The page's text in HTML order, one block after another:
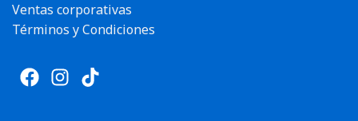
Ventas corporativas
Términos y Condiciones